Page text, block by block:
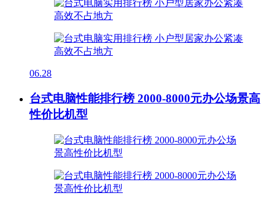
06.28
台式电脑性能排行榜 2000-8000元办公场景高
性价比机型